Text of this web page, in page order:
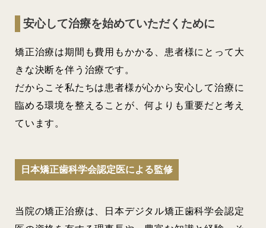
安心して治療を始めていただくために
矯正治療は期間も費用もかかる、患者様にとって大
きな決断を伴う治療です。
だからこそ私たちは患者様が心から安心して治療に
臨める環境を整えることが、何よりも重要だと考え
ています。
日本矯正歯科学会認定医による監修
当院の矯正治療は、日本デジタル矯正歯科学会認定